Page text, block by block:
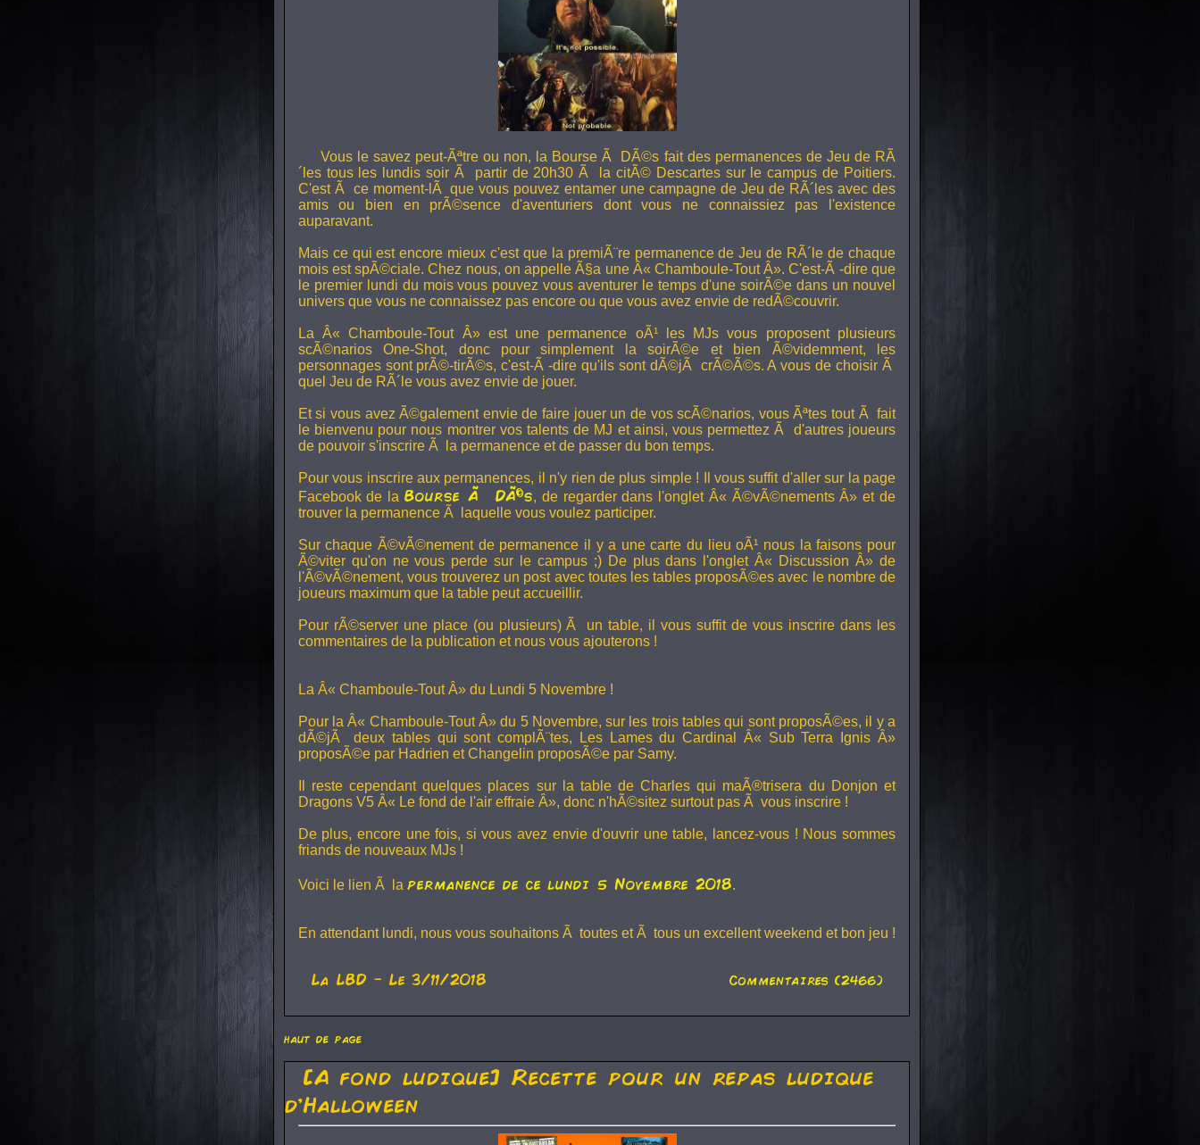
Vous le savez peut-Ãªtre ou non, la Bourse Ã DÃ©s fait des permanences de Jeu de RÃ
´les tous les lundis soir Ã partir de 20h30 Ã la citÃ© Descartes sur le campus de Poitiers.
C'est Ã ce moment-lÃ que vous pouvez entamer une campagne de Jeu de RÃ´les avec des
amis ou bien en prÃ©sence d'aventuriers dont vous ne connaissiez pas l'existence
auparavant.
Mais ce qui est encore mieux c'est que la premiÃ¨re permanence de Jeu de RÃ´le de chaque
mois est spÃ©ciale. Chez nous, on appelle Ã§a une Â« Chamboule-Tout Â». C'est-Ã -dire que
le premier lundi du mois vous pouvez vous aventurer le temps d'une soirÃ©e dans un nouvel
univers que vous ne connaissez pas encore ou que vous avez envie de redÃ©couvrir.
La Â« Chamboule-Tout Â» est une permanence oÃ¹ les MJs vous proposent plusieurs
scÃ©narios One-Shot, donc pour simplement la soirÃ©e et bien Ã©videmment, les
personnages sont prÃ©-tirÃ©s, c'est-Ã -dire qu'ils sont dÃ©jÃ crÃ©Ã©s. A vous de choisir Ã
quel Jeu de RÃ´le vous avez envie de jouer.
Et si vous avez Ã©galement envie de faire jouer un de vos scÃ©narios, vous Ãªtes tout Ã fait
le bienvenu pour nous montrer vos talents de MJ et ainsi, vous permettez Ã d'autres joueurs
de pouvoir s'inscrire Ã la permanence et de passer du bon temps.
Pour vous inscrire aux permanences, il n'y rien de plus simple ! Il vous suffit d'aller sur la page
Facebook de la Bourse Ã DÃ©s, de regarder dans l'onglet Â« Ã©vÃ©nements Â» et de
trouver la permanence Ã laquelle vous voulez participer.
Sur chaque Ã©vÃ©nement de permanence il y a une carte du lieu oÃ¹ nous la faisons pour
Ã©viter qu'on ne vous perde sur le campus ;) De plus dans l'onglet Â« Discussion Â» de
l'Ã©vÃ©nement, vous trouverez un post avec toutes les tables proposÃ©es avec le nombre de
joueurs maximum que la table peut accueillir.
Pour rÃ©server une place (ou plusieurs) Ã un table, il vous suffit de vous inscrire dans les
commentaires de la publication et nous vous ajouterons !
La Â« Chamboule-Tout Â» du Lundi 5 Novembre !
Pour la Â« Chamboule-Tout Â» du 5 Novembre, sur les trois tables qui sont proposÃ©es, il y a
dÃ©jÃ deux tables qui sont complÃ¨tes,
Les Lames du Cardinal
Â« Sub Terra Ignis Â»
proposÃ©e par Hadrien etChangelin proposÃ©e par Samy.
Il reste cependant quelques places sur la table de Charles qui maÃ®trisera du Donjon et
Dragons V5Â« Le fond de l'air effraie Â», donc n'hÃ©sitez surtout pas Ã vous inscrire !
De plus, encore une fois, si vous avez envie d'ouvrir une table, lancez-vous ! Nous sommes
friands de nouveaux MJs !
Voici le lien Ã la permanence de ce lundi 5 Novembre 2018.
En attendant lundi, nous vous souhaitons Ã toutes et Ã tous un excellent weekend et bon jeu !
La LBD - Le 3/11/2018 Commentaires (2466)
haut de page
[A fond ludique] Recette pour un repas ludique
d'Halloween